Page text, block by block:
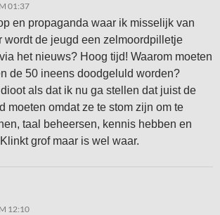
01:37
en propaganda waar ik misselijk van
wordt de jeugd een zelmoordpilletje
het nieuws? Hoog tijd! Waarom moeten
de 50 ineens doodgeluld worden?
als dat ik nu ga stellen dat juist de
moeten omdat ze te stom zijn om te
taal beheersen, kennis hebben en
grof maar is wel waar.
12:10